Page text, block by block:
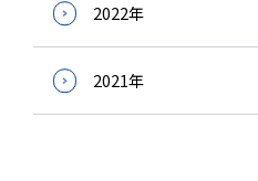
2022年
2021年